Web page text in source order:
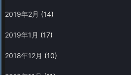
2019年2月 (14)
2019年1月 (17)
2018年12月 (10)